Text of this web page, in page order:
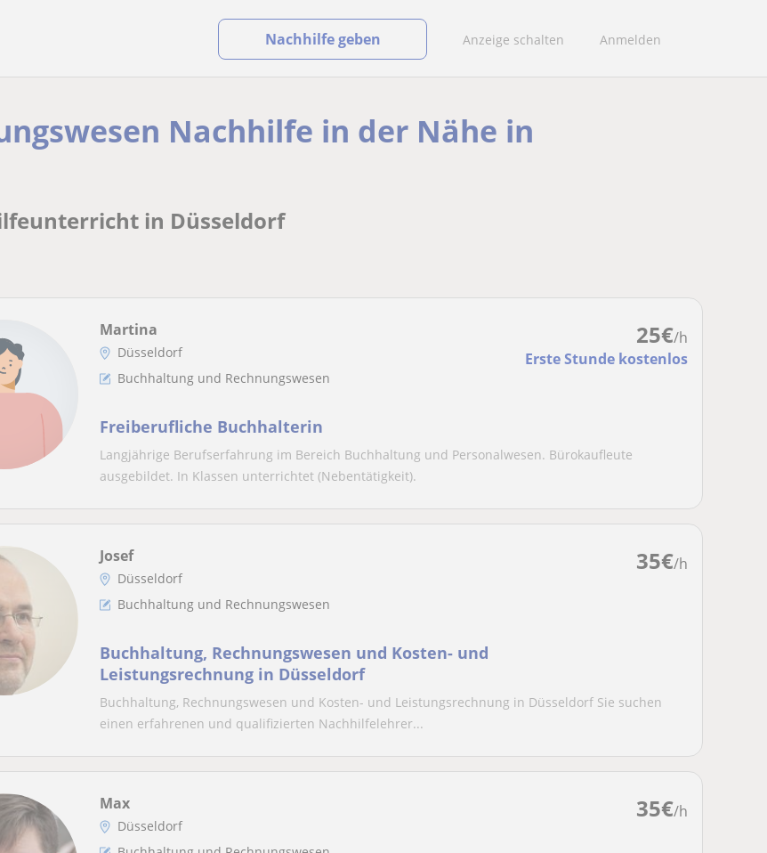
Anzeige schalten Anmelden
Nachhilfe geben
Nachhilfe in der Nähe in
in Düsseldorf
25€/h
Erste Stunde kostenlos
Martina
Düsseldorf
Buchhaltung und Rechnungswesen
Freiberufliche Buchhalterin
Langjährige Berufserfahrung im Bereich Buchhaltung und Personalwesen. Bürokaufleute
ausgebildet. In Klassen unterrichtet (Nebentätigkeit).
35€/h
Josef
Düsseldorf
Buchhaltung und Rechnungswesen
Buchhaltung, Rechnungswesen und Kosten- und
Leistungsrechnung in Düsseldorf
Buchhaltung, Rechnungswesen und Kosten- und Leistungsrechnung in Düsseldorf Sie suchen
einen erfahrenen und qualifizierten Nachhilfelehrer...
35€/h
Max
Düsseldorf